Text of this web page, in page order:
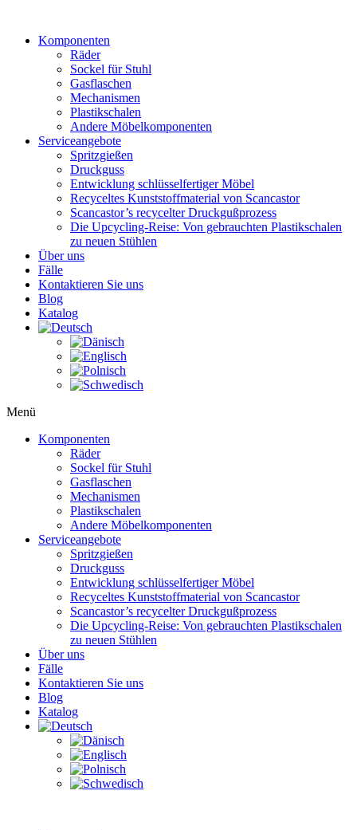
wechselnKomponenten
Räder
Sockel für Stuhl
Gasflaschen
Mechanismen
Plastikschalen
Andere Möbelkomponenten
Serviceangebote
Spritzgießen
Druckguss
Entwicklung schlüsselfertiger Möbel
Recyceltes Kunststoffmaterial von Scancastor
Scancastor’s recycelter Druckgußprozess
Die Upcycling-Reise: Von gebrauchten Plastikschalen
zu neuen Stühlen
Über uns
Fälle
Kontaktieren Sie uns
Blog
Katalog
Menü
Komponenten
Räder
Sockel für Stuhl
Gasflaschen
Mechanismen
Plastikschalen
Andere Möbelkomponenten
Serviceangebote
Spritzgießen
Druckguss
Entwicklung schlüsselfertiger Möbel
Recyceltes Kunststoffmaterial von Scancastor
Scancastor’s recycelter Druckgußprozess
Die Upcycling-Reise: Von gebrauchten Plastikschalen
zu neuen Stühlen
Über uns
Fälle
Kontaktieren Sie uns
Blog
Katalog